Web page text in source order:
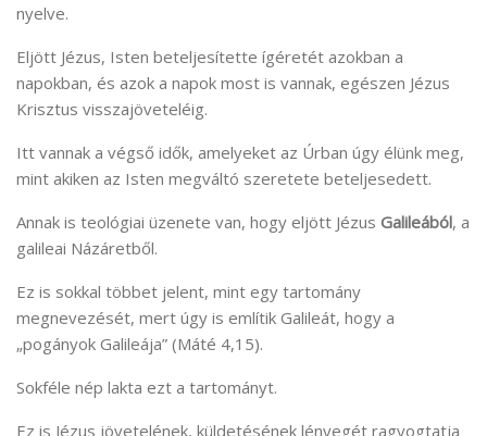
nyelve.
Eljött Jézus, Isten beteljesítette ígéretét azokban a
napokban, és azok a napok most is vannak, egészen Jézus
Krisztus visszajöveteléig.
Itt vannak a végső idők, amelyeket az Úrban úgy élünk meg,
mint akiken az Isten megváltó szeretete beteljesedett.
Annak is teológiai üzenete van, hogy eljött Jézus Galileából, a
galileai Názáretből.
Ez is sokkal többet jelent, mint egy tartomány
megnevezését, mert úgy is említik Galileát, hogy a
„pogányok Galileája” (Máté 4,15).
Sokféle nép lakta ezt a tartományt.
Ez is Jézus jövetelének, küldetésének lényegét ragyogtatja